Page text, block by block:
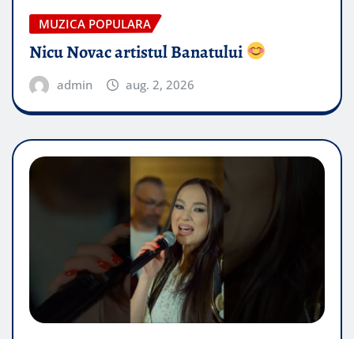
MUZICA POPULARA
Nicu Novac artistul Banatului
admin aug. 2, 2026